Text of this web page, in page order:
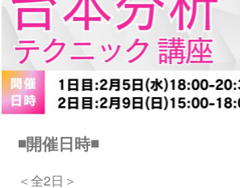
◾️開催日時◾️
＜全2日＞